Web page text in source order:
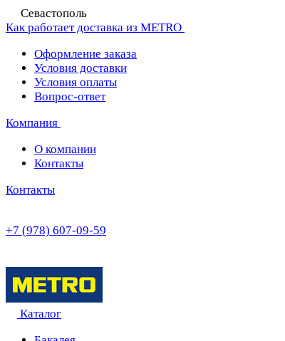
Севастополь
Как работает доставка из METRO
Оформление заказа
Условия доставки
Условия оплаты
Вопрос-ответ
Компания
О компании
Контакты
Контакты
+7 (978) 607-09-59
Каталог